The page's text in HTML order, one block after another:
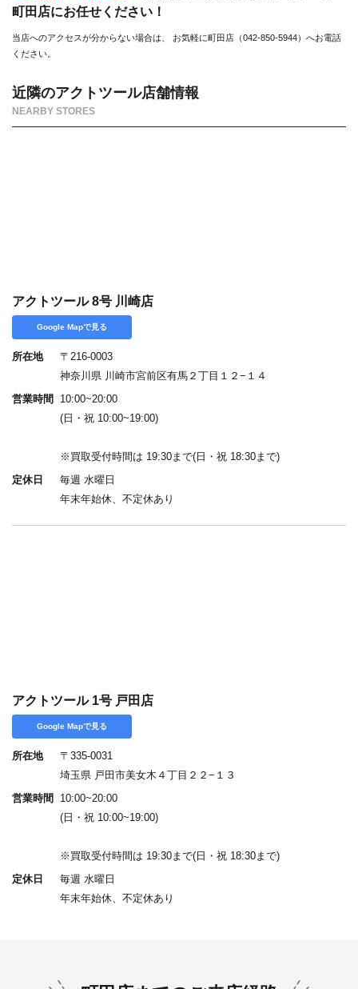
町田店にお任せください！
当店へのアクセスが分からない場合は、 お気軽に町田店（042-850-5944）へお電話
ください。
近隣のアクトツール店舗情報
NEARBY STORES
アクトツール 8号 川崎店
Google Mapで見る
所在地
〒216-0003
神奈川県 川崎市宮前区有馬２丁目１２−１４
営業時間
10:00~20:00
(日・祝 10:00~19:00)
※買取受付時間は 19:30まで(日・祝 18:30まで)
定休日
毎週 水曜日
年末年始休、不定休あり
アクトツール 1号 戸田店
Google Mapで見る
所在地
〒335-0031
埼玉県 戸田市美女木４丁目２２−１３
営業時間 10:00~20:00
(日・祝 10:00~19:00)
※買取受付時間は 19:30まで(日・祝 18:30まで)
定休日
毎週 水曜日
年末年始休、不定休あり